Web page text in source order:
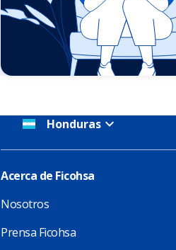
Honduras
Acerca de Ficohsa
Nosotros
Prensa Ficohsa